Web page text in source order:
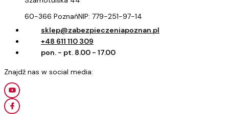
60-366 PoznańNIP: 779-251-97-14
sklep@zabezpieczeniapoznan.pl
+48 611 110 309
pon. - pt. 8.00 - 17.00